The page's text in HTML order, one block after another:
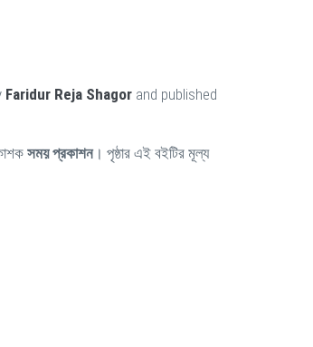
Faridur Reja Shagor and published
সময় প্রকাশন। পৃষ্ঠার এই বইটির মূল্য